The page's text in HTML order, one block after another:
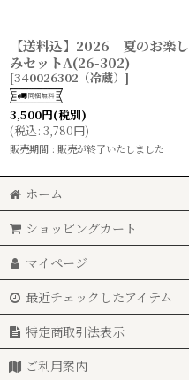
【送料込】2026 夏のお楽し
みセットA(26-302)
[340026302（冷蔵） ]
3,500円(税別)
(税込: 3,780円)
販売期間 : 販売が終了いたしました
ホーム
ショッピングカート
マイページ
最近チェックしたアイテム
特定商取引法表示
ご利用案内